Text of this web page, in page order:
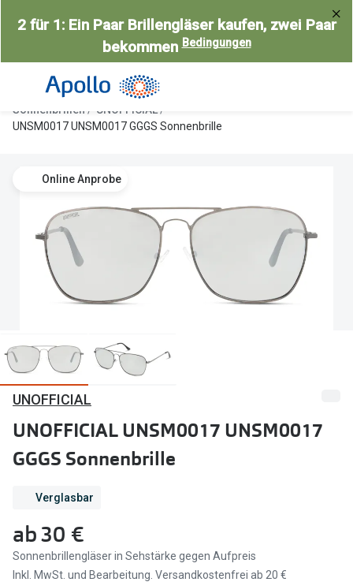
zum2 für 1: Ein Paar Brillengläser kaufen, zwei Paar
bekommen Bedingungen
Alle Brillen
Damen
Herren
Gleitsicht
AI Glasses
Selbsttönende Brillen
Lesebrillen
Brillen Sale
Marken
Ray-Ban
DbyD
Prada
Seen
Miu Miu
alle Marken
Gleitsicht
Mit
Ray-Ban
Sonnenbrillen
UNOFFICIAL
UNSM0017 UNSM0017 GGGS Sonnenbrille
Online Anprobe
UNOFFICIAL
UNOFFICIAL UNSM0017 UNSM0017
GGGS Sonnenbrille
Verglasbar
ab30 €
Sonnenbrillengläser in Sehstärke gegen Aufpreis
Inkl. MwSt. und Bearbeitung. Versandkostenfrei ab 20 €